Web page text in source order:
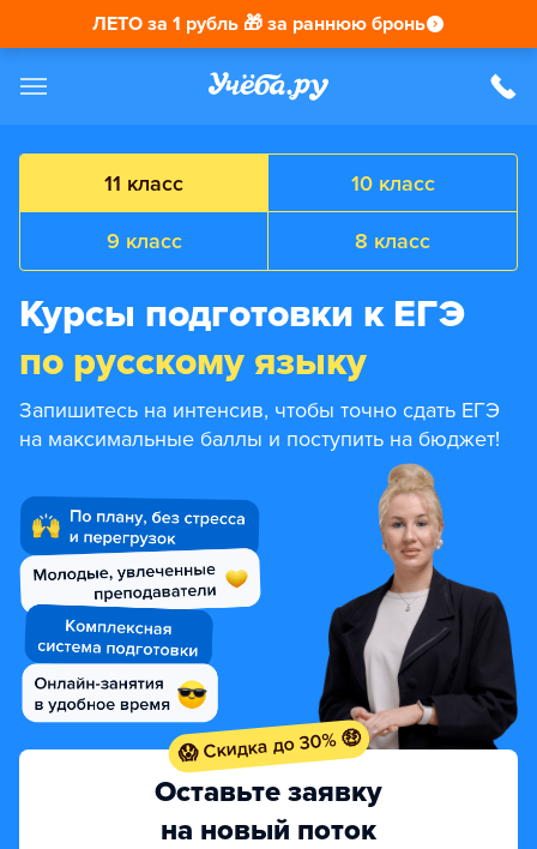
11 класс 10 класс
9 класс 8 класс
Курсы подготовки к ЕГЭ
по русскому языку
Запишитесь на интенсив, чтобы точно сдать ЕГЭ
на максимальные баллы и поступить на бюджет!
Оставьте заявку
на новый поток
😱 Скидка до 30% 🤑
ЛЕТО за 1 рубль 🎁 за раннюю бронь